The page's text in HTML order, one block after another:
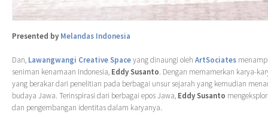
Presented by Melandas Indonesia
Dan, Lawangwangi Creative Spaceyang dinaungi oleh ArtSociates
seniman kenamaan Indonesia, Eddy Susanto. Dengan memamerkan karya-
yang berakar dari penelitian pada berbagai unsur sejarah yang kemudian
budaya Jawa. Terinspirasi dari berbagai epos Jawa, Eddy Susanto
dan pengembangan identitas dalam karyanya.